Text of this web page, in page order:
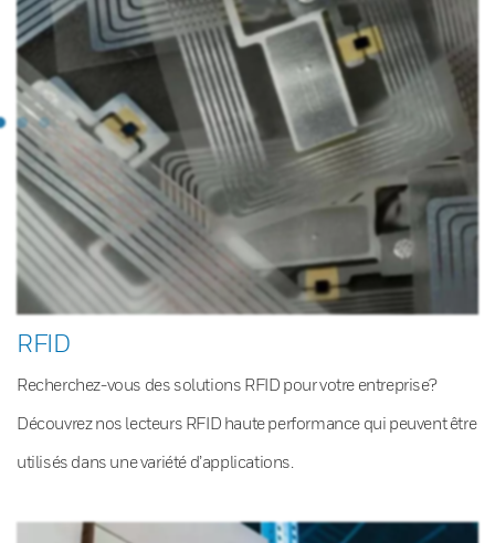
RFID
Recherchez-vous des solutions RFID pour votre entreprise?
Découvrez nos lecteurs RFID haute performance qui peuvent être
utilisés dans une variété d’applications.